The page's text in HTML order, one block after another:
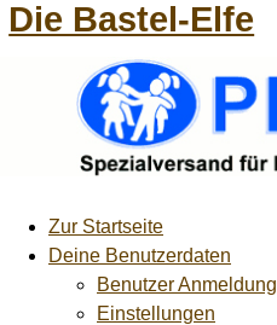
Die Bastel-Elfe
Zur Startseite
Deine Benutzerdaten
Benutzer Anmeldung
Einstellungen